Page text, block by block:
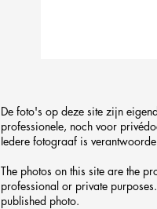
De foto's op deze site zijn
professionele, noch voor
Iedere fotograaf is
The photos on this site are the
professional or private
published photo.